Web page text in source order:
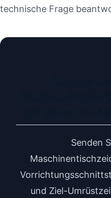
technische Frage
Senden
und Ziel-